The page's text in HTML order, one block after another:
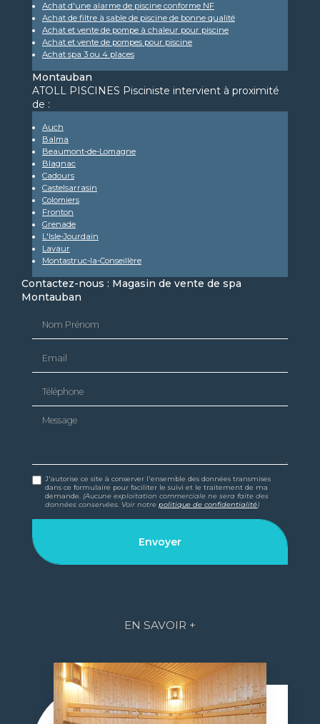
Achat d'une alarme de piscine conforme NF
Achat de filtre à sable de piscine de bonne qualité
Achat et vente de pompe à chaleur pour piscine
Achat et vente de pompes pour piscine
Achat spa 3 ou 4 places
Montauban
ATOLL PISCINES Pisciniste intervient à proximité
de :
Auch
Balma
Beaumont-de-Lomagne
Blagnac
Cadours
Castelsarrasin
Colomiers
Fronton
Grenade
L'Isle-Jourdain
Lavaur
Montastruc-la-Conseillère
Contactez-nous : Magasin de vente de spa
Montauban
Message
J'autorise ce site à conserver l'ensemble des données transmises
dans ce formulaire pour faciliter le suivi et le traitement de ma
demande. (Aucune exploitation commerciale ne sera faite des
données conservées. Voir notrepolitique de confidentialité)
EN SAVOIR +